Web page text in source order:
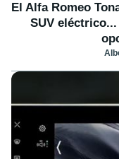
El Alfa Romeo
SUV